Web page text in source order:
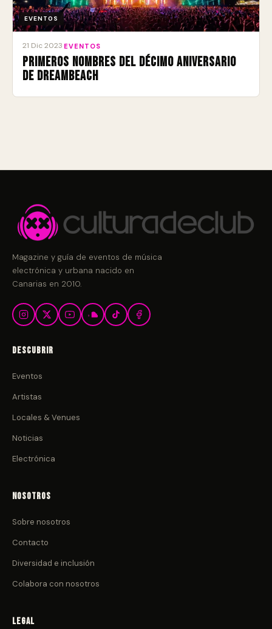
EVENTOS
21 Dic 2023 EVENTOS
Primeros nombres del Décimo Aniversario
de Dreambeach
Magazine y guía de eventos de música
electrónica y urbana nacido en
Canarias en 2010.
Descubrir
Eventos
Artistas
Locales & Venues
Noticias
Electrónica
Nosotros
Sobre nosotros
Contacto
Diversidad e inclusión
Colabora con nosotros
Legal